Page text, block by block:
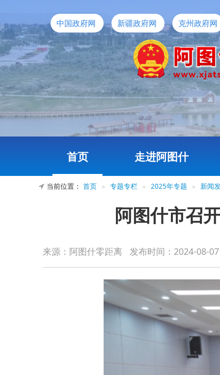
中国政府网 新疆政府网 克州政府网
首页 走进阿图什
当前位置： 首页 » 专题专栏 » 2025年专题 » 新闻
阿图什市召
来源：阿图什零距离 发布时间： 2024-08-